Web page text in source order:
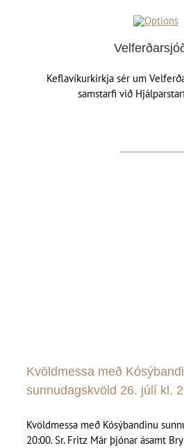
Keflavíkurkirkja sér um
samstarfi við
Kvöldmessa með
sunnudagskvöld 26. júlí kl.
Kvöldmessa með Kósýbandinu
20:00. Sr. Fritz Már þjónar ásamt